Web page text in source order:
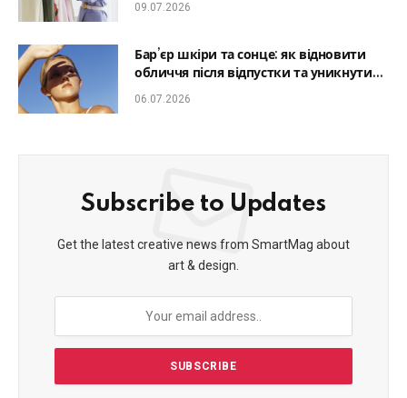
09.07.2026
Бар’єр шкіри та сонце: як відновити
обличчя після відпустки та уникнути
фотостаріння
06.07.2026
Subscribe to Updates
Get the latest creative news from SmartMag about
art & design.